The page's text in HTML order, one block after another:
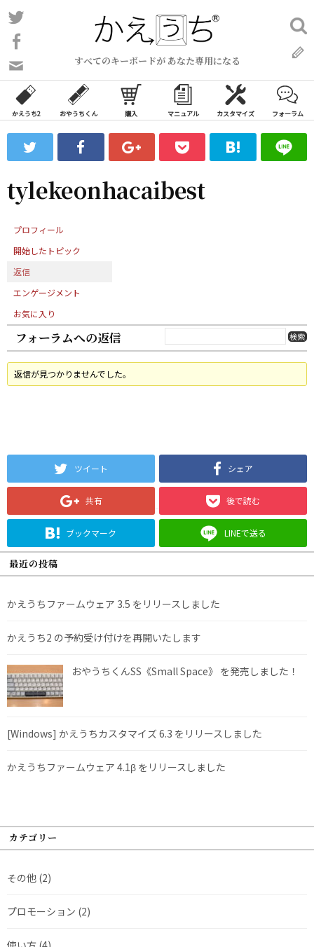
コ
ン
ン
ツ
ス
ッ
すべてのキーボードが あなた専用になる
い
合
わ
フ
ォ
ム
検
索:
かえうち2 おやうちくん 購入 マニュアル カスタマイズ フォーラム
tylekeonhacaibest
プロフィール
開始したトピック
返信
エンゲージメント
お気に入り
フォーラムへの返信
返信が見つかりませんでした。
ツイート シェア
共有 後で読む
ブックマーク LINEで送る
最近の投稿
かえうちファームウェア 3.5 をリリースしました
かえうち2 の予約受け付けを再開いたします
おやうちくんSS《Small Space》 を発売しました！
[Windows] かえうちカスタマイズ 6.3 をリリースしました
かえうちファームウェア 4.1β をリリースしました
カテゴリー
その他 (2)
プロモーション (2)